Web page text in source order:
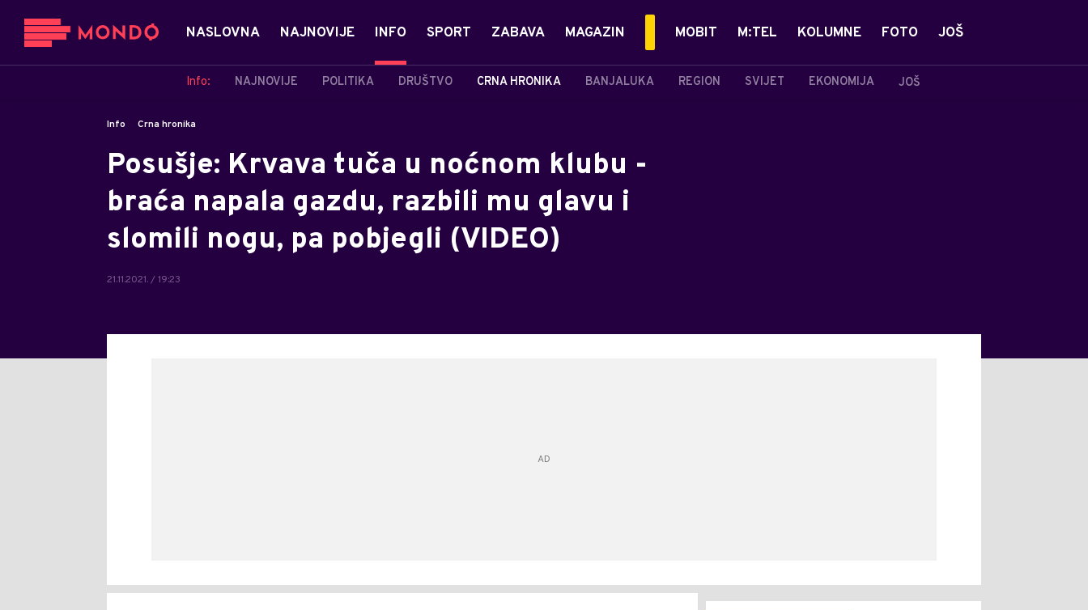
NASLOVNA NAJNOVIJE INFO
Info: NAJNOVIJE POLITIKA DRUŠTVO CRNA HRONIKA BANJALUKA REGION SVIJET EKONOMIJA JOŠ
SPORT ZABAVA MAGAZIN MOBIT M:TEL KOLUMNE FOTO JOŠ
Info Crna hronika
Posušje: Krvava tuča u noćnom klubu -
braća napala gazdu, razbili mu glavu i
slomili nogu, pa pobjegli (VIDEO)
21.11.2021. / 19:23